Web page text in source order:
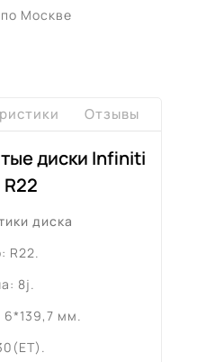
по Москве
Отзывы
диски Infiniti
диска
R22.
8j.
6*139,7 мм.